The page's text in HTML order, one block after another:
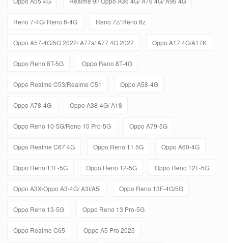
Reno 7-4G/ Reno 8-4G Reno 7z/ Reno 8z
Oppo A57-4G/5G 2022/ A77s/ A77 4G 2022 Oppo A17 4G/A17K
Oppo Reno 8T-5G Oppo Reno 8T-4G
Oppo Realme C53/Realme C51 Oppo A58-4G
Oppo A78-4G Oppo A38-4G/ A18
Oppo Reno 10-5G/Reno 10 Pro-5G Oppo A79-5G
Oppo Realme C67 4G Oppo Reno 11 5G Oppo A60-4G
Oppo Reno 11F-5G Oppo Reno 12-5G Oppo Reno 12F-5G
Oppo A3X/Oppo A3-4G/ A3i/A5i Oppo Reno 13F-4G/5G
Oppo Reno 13-5G Oppo Reno 13 Pro-5G
Oppo Realme C65 Oppo A5 Pro 2025